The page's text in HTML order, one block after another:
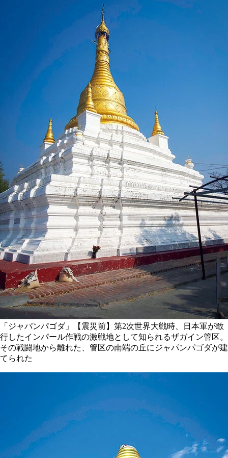
「ジャパンパゴダ」【震災前】第2次世界大戦時、日本軍が敢
行したインパール作戦の激戦地として知られるザガイン管区。
その戦闘地から離れた、管区の南端の丘にジャパンパゴダが建
てられた